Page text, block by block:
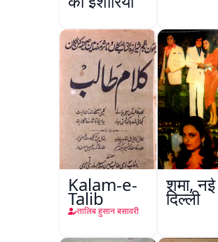
Kalam-e-
Talib
तालिब हुसान बसावरी
शमा, नई
दिल्ली